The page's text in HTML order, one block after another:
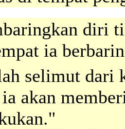
diri
ia
selimut dari
akan